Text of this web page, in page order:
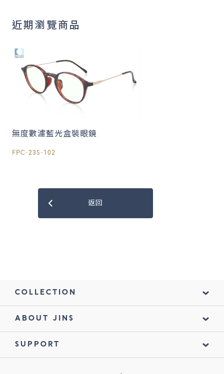
近期瀏覽商品
無度數濾藍光盒裝眼鏡
FPC-23S-102
返回
COLLECTION
ABOUT JINS
SUPPORT